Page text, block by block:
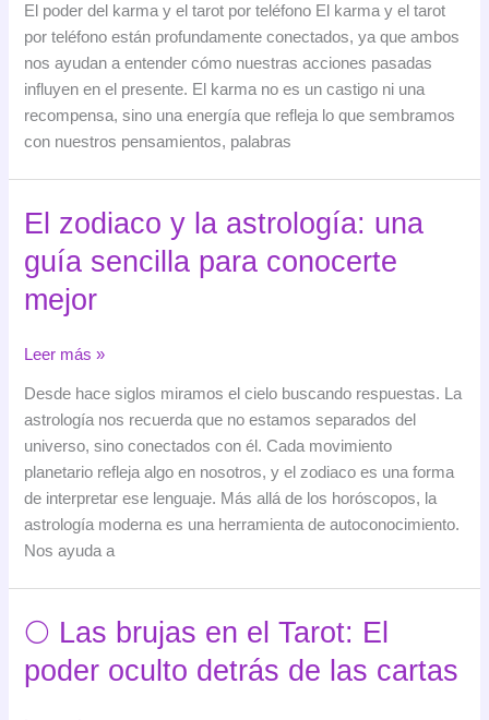
tarot
por
teléfono:
cómo
comprender
transformar
energía
El poder del karma y el tarot por teléfono El karma y el tarot
por teléfono están profundamente conectados, ya que ambos
nos ayudan a entender cómo nuestras acciones pasadas
influyen en el presente. El karma no es un castigo ni una
recompensa, sino una energía que refleja lo que sembramos
con nuestros pensamientos, palabras
El zodiaco y la astrología: una
guía sencilla para conocerte
mejor
El
astrología:
una
sencilla
conocerte
Leer más »
Desde hace siglos miramos el cielo buscando respuestas. La
astrología nos recuerda que no estamos separados del
universo, sino conectados con él. Cada movimiento
planetario refleja algo en nosotros, y el zodiaco es una forma
de interpretar ese lenguaje. Más allá de los horóscopos, la
astrología moderna es una herramienta de autoconocimiento.
Nos ayuda a
🌕 Las brujas en el Tarot: El
poder oculto detrás de las cartas